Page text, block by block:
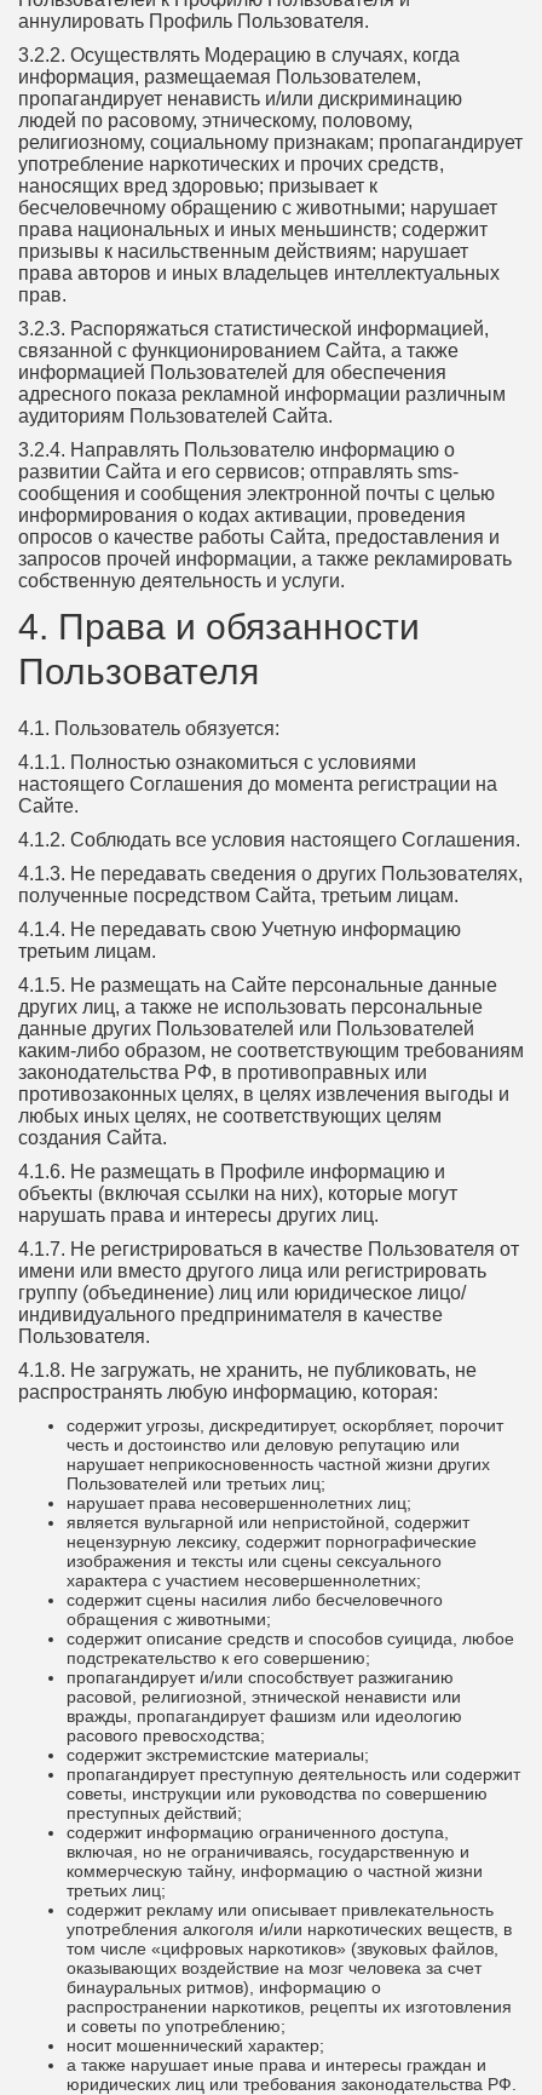
аннулировать Профиль Пользователя.
3.2.2. Осуществлять Модерацию в случаях, когда
информация, размещаемая Пользователем,
пропагандирует ненависть и/или дискриминацию
людей по расовому, этническому, половому,
религиозному, социальному признакам; пропагандирует
употребление наркотических и прочих средств,
наносящих вред здоровью; призывает к
бесчеловечному обращению с животными; нарушает
права национальных и иных меньшинств; содержит
призывы к насильственным действиям; нарушает
права авторов и иных владельцев интеллектуальных
прав.
3.2.3. Распоряжаться статистической информацией,
связанной с функционированием Сайта, а также
информацией Пользователей для обеспечения
адресного показа рекламной информации различным
аудиториям Пользователей Сайта.
3.2.4. Направлять Пользователю информацию о
развитии Сайта и его сервисов; отправлять sms-
сообщения и сообщения электронной почты с целью
информирования о кодах активации, проведения
опросов о качестве работы Сайта, предоставления и
запросов прочей информации, а также рекламировать
собственную деятельность и услуги.
4. Права и обязанности
Пользователя
4.1. Пользователь обязуется:
4.1.1. Полностью ознакомиться с условиями
настоящего Соглашения до момента регистрации на
Сайте.
4.1.2. Соблюдать все условия настоящего Соглашения.
4.1.3. Не передавать сведения о других Пользователях,
полученные посредством Сайта, третьим лицам.
4.1.4. Не передавать свою Учетную информацию
третьим лицам.
4.1.5. Не размещать на Сайте персональные данные
других лиц, а также не использовать персональные
данные других Пользователей или Пользователей
каким-либо образом, не соответствующим требованиям
законодательства РФ, в противоправных или
противозаконных целях, в целях извлечения выгоды и
любых иных целях, не соответствующих целям
создания Сайта.
4.1.6. Не размещать в Профиле информацию и
объекты (включая ссылки на них), которые могут
нарушать права и интересы других лиц.
4.1.7. Не регистрироваться в качестве Пользователя от
имени или вместо другого лица или регистрировать
группу (объединение) лиц или юридическое лицо/
индивидуального предпринимателя в качестве
Пользователя.
4.1.8. Не загружать, не хранить, не публиковать, не
распространять любую информацию, которая:
содержит угрозы, дискредитирует, оскорбляет, порочит
честь и достоинство или деловую репутацию или
нарушает неприкосновенность частной жизни других
Пользователей или третьих лиц;
нарушает права несовершеннолетних лиц;
является вульгарной или непристойной, содержит
нецензурную лексику, содержит порнографические
изображения и тексты или сцены сексуального
характера с участием несовершеннолетних;
содержит сцены насилия либо бесчеловечного
обращения с животными;
содержит описание средств и способов суицида, любое
подстрекательство к его совершению;
пропагандирует и/или способствует разжиганию
расовой, религиозной, этнической ненависти или
вражды, пропагандирует фашизм или идеологию
расового превосходства;
содержит экстремистские материалы;
пропагандирует преступную деятельность или содержит
советы, инструкции или руководства по совершению
преступных действий;
содержит информацию ограниченного доступа,
включая, но не ограничиваясь, государственную и
коммерческую тайну, информацию о частной жизни
третьих лиц;
содержит рекламу или описывает привлекательность
употребления алкоголя и/или наркотических веществ, в
том числе «цифровых наркотиков» (звуковых файлов,
оказывающих воздействие на мозг человека за счет
бинауральных ритмов), информацию о
распространении наркотиков, рецепты их изготовления
и советы по употреблению;
носит мошеннический характер;
а также нарушает иные права и интересы граждан и
юридических лиц или требования законодательства РФ.